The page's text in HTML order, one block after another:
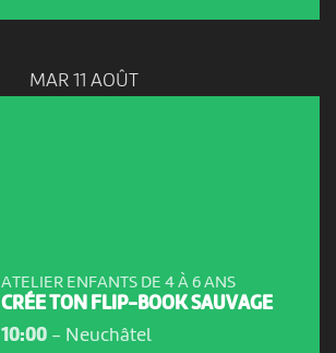
MAR 11 AOÛT
ATELIER ENFANTS DE 4 À 6 ANS
CRÉE TON FLIP-BOOK SAUVAGE
10:00- Neuchâtel